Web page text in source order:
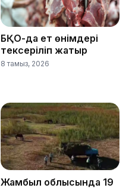
БҚО-да ет өнімдері
тексеріліп жатыр
8 тамыз, 2026
Жамбыл облысында 19